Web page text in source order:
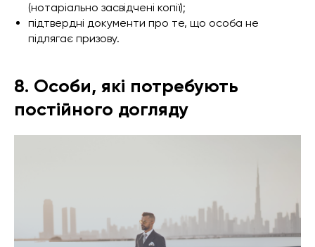
(нотаріально засвідчені копії);
підтвердні документи про те, що особа не
підлягає призову.
8. Особи, які потребують
постійного догляду